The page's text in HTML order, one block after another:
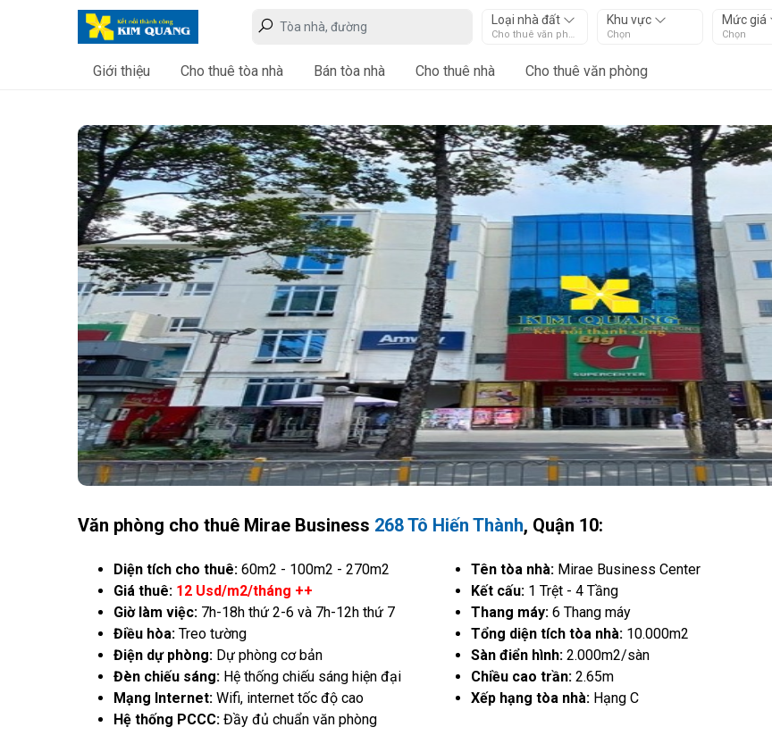
Loại nhà đất
Cho thuê văn phòng
Khu vực
Chọn
Mức giá
Chọn
Giới thiệu Cho thuê tòa nhà Bán tòa nhà Cho thuê nhà Cho thuê văn phòng
Văn phòng cho thuê Mirae Business 268 Tô Hiến Thành, Quận 10:
Diện tích cho thuê: 60m2 - 100m2 - 270m2
Giá thuê: 12 Usd/m2/tháng ++
Giờ làm việc: 7h-18h thứ 2-6 và 7h-12h thứ 7
Điều hòa: Treo tường
Điện dự phòng: Dự phòng cơ bản
Đèn chiếu sáng: Hệ thống chiếu sáng hiện đại
Mạng Internet: Wifi, internet tốc độ cao
Hệ thống PCCC: Đầy đủ chuẩn văn phòng
Tên tòa nhà: Mirae Business Center
Kết cấu: 1 Trệt - 4 Tầng
Thang máy: 6 Thang máy
Tổng diện tích tòa nhà: 10.000m2
Sàn điển hình: 2.000m2/sàn
Chiều cao trần: 2.65m
Xếp hạng tòa nhà: Hạng C